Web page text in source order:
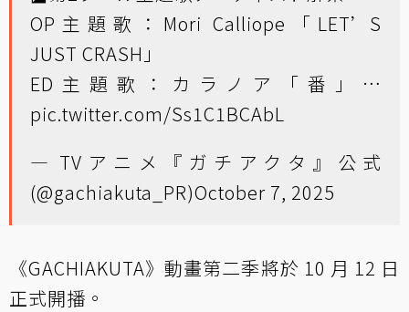
OP主題歌：Mori Calliope「LET’S
JUST CRASH」
ED主題歌：カラノア「番」…
pic.twitter.com/Ss1C1BCAbL
— TVアニメ『ガチアクタ』公式
(@gachiakuta_PR)October 7, 2025
《GACHIAKUTA》動畫第二季將於 10 月 12 日
正式開播。